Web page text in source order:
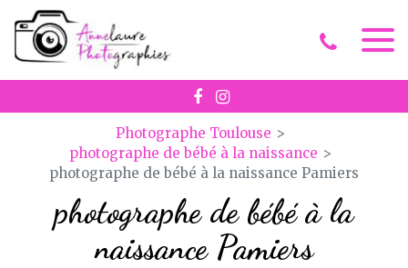
Photographe Toulouse
photographe de bébé à la naissance
photographe de bébé à la naissance Pamiers
photographe de bébé à la
naissance Pamiers
Panneau de gestion des cookies